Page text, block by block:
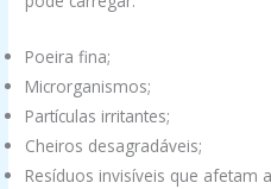
Poeira fina;
Microrganismos;
Partículas irritantes;
Cheiros desagradáveis;
Resíduos invisíveis que afetam